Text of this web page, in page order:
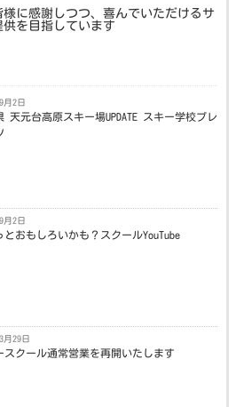
様に感謝しつつ、喜んでいただけるサ
供を目指しています
月2日
天元台高原スキー場UPDATE スキー学校プレ
月2日
とおもしろいかも？スクールYouTube
月29日
スクール通常営業を再開いたします